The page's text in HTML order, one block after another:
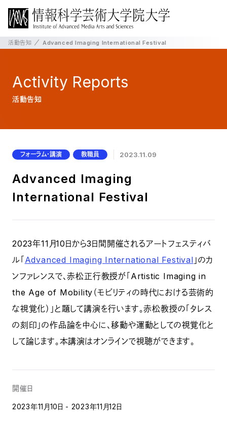
活動告知 Advanced Imaging International Festival
Activity Reports
活動告知
フォーラム・講演 教職員 2023.11.09
Advanced Imaging
International Festival
2023年11月10日から3日間開催されるアートフェスティバ
ル「 Advanced Imaging International Festival 」のカ
ンファレンスで、赤松正行教授が「Artistic Imaging in
the Age of Mobility（モビリティの時代における芸術的
な視覚化）」と題して講演を行います。赤松教授の「タレス
の刻印」の作品論を中心に、移動や運動としての視覚化と
して論じます。本講演はオンラインで視聴ができます。
開催日
2023年11月10日 - 2023年11月12日